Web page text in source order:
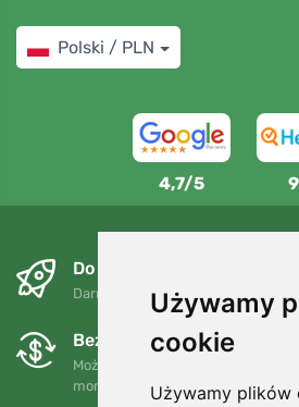
Używamy
cookie
Używamy plików
Polski / PLN
4,7/5
Do następnego dnia i
Darmowa wysyłka dla zamówień
Bezpłatne wymiany i zwroty
Możesz zwrócić lub wymienić
momencie w ciągu 90 dni.